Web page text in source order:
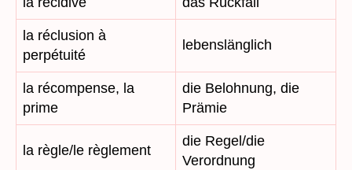
la réclusion à
perpétuité
lebenslänglich
la récompense, la
prime
die Belohnung, die
Prämie
la règle/le règlement
die Regel/die
Verordnung